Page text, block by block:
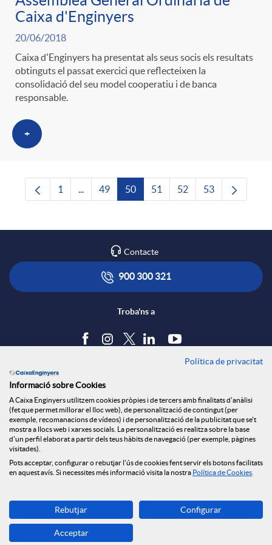
Caixa d'Enginyers
20/06/2018
Caixa d'Enginyers ha presentat als seus socis els resultats
obtinguts el passat exercici que reflecteixen la
consolidació del seu model cooperatiu i de banca
responsable.
+
Pàgina
1 ...Pàgines intermèdies Utilitzeu TAB per
Pàgina
49 Pàgina
50 Pàgina
51 Pàgina
52 Pàgina
53
Contacte
900 300 321
Troba'ns a
Política de cookies
Avís legal
Seguretat Online
Canal denúncies
Descarrega-la ara
Banca MOBILE
© Grup Caixa Enginyers 2026
Política de privacitat
Informació sobre Cookies
A Caixa Enginyers utilitzem cookies pròpies i de tercers amb finalitats d'anàlisi
(fet que permet millorar el lloc web), de personalització de contingut (per
exemple, recomanacions de vídeos) i de personalització de la publicitat que se't
mostra a llocs web i xarxes socials. La personalització es realitza sobre la base
d'un perfil elaborat a partir dels teus hàbits de navegació (per exemple, pàgines
visitades).
Pots acceptar, configurar o rebutjar l'ús de cookies fent servir els botons facilitats
en aquest avís. Si necessites més informació visita la nostra Política de Cookies
Rebutjar Configurar
Acceptar